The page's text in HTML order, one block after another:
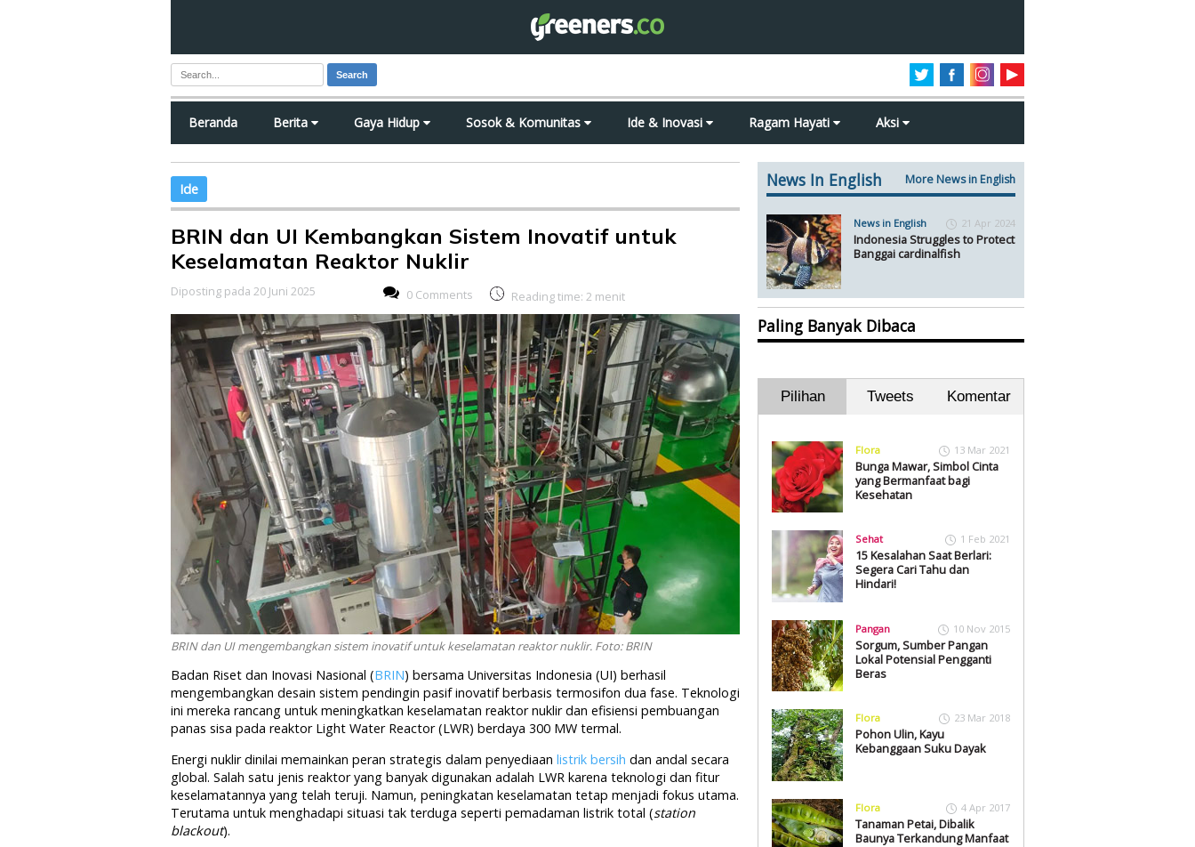
Search
Beranda Berita Gaya Hidup Sosok & Komunitas Ide & Inovasi Ragam Hayati Aksi
Ide
BRIN dan UI Kembangkan Sistem Inovatif untuk
Keselamatan Reaktor Nuklir
Diposting pada 20 Juni 2025 0 Comments Reading time: 2 menit
BRIN dan UI mengembangkan sistem inovatif untuk keselamatan reaktor nuklir. Foto: BRIN
Badan Riset dan Inovasi Nasional (BRIN) bersama Universitas Indonesia (UI) berhasil
mengembangkan desain sistem pendingin pasif inovatif berbasis termosifon dua fase. Teknologi
ini mereka rancang untuk meningkatkan keselamatan reaktor nuklir dan efisiensi pembuangan
panas sisa pada reaktor Light Water Reactor (LWR) berdaya 300 MW termal.
Energi nuklir dinilai memainkan peran strategis dalam penyediaan listrik bersih dan andal secara
global. Salah satu jenis reaktor yang banyak digunakan adalah LWR karena teknologi dan fitur
keselamatannya yang telah teruji. Namun, peningkatan keselamatan tetap menjadi fokus utama.
Terutama untuk menghadapi situasi tak terduga seperti pemadaman listrik total (station
blackout).
News In English More News in English
News in English 21 Apr 2024
Indonesia Struggles to Protect
Banggai cardinalfish
Paling Banyak Dibaca
Pilihan Tweets Komentar
Flora 13 Mar 2021
Bunga Mawar, Simbol Cinta
yang Bermanfaat bagi
Kesehatan
Sehat 1 Feb 2021
15 Kesalahan Saat Berlari:
Segera Cari Tahu dan
Hindari!
Pangan 10 Nov 2015
Sorgum, Sumber Pangan
Lokal Potensial Pengganti
Beras
Flora 23 Mar 2018
Pohon Ulin, Kayu
Kebanggaan Suku Dayak
Flora 4 Apr 2017
Tanaman Petai, Dibalik
Baunya Terkandung Manfaat